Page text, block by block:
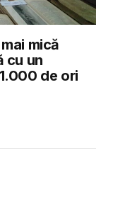
mică
cu un
de ori